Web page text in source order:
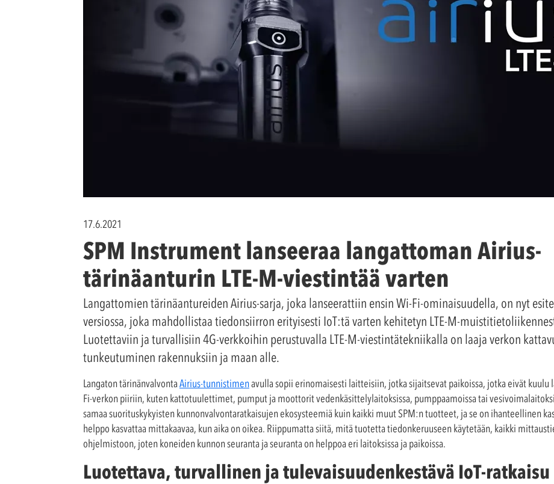
17.6.2021
SPM Instrument lanseeraa langattoman Airius-
tärinäanturin LTE-M-viestintää varten
Langattomien tärinäantureiden Airius-sarja, joka lanseerattiin ensin Wi-Fi-ominaisuudella, on nyt
versiossa, joka mahdollistaa tiedonsiirron erityisesti IoT:tä varten kehitetyn LTE-M-
Luotettaviin ja turvallisiin 4G-verkkoihin perustuvalla LTE-M-viestintätekniikalla on laaja verkon
tunkeutuminen rakennuksiin ja maan alle.
Langaton tärinänvalvontaAirius-tunnistimenavulla sopii erinomaisesti laitteisiin, jotka sijaitsevat paikoissa, jotka eivät kuulu
Fi-verkon piiriin, kuten kattotuulettimet, pumput ja moottorit vedenkäsittelylaitoksissa, pumppaamoissa tai
samaa suorituskykyisten kunnonvalvontaratkaisujen ekosysteemiä kuin kaikki muut SPM:n tuotteet, ja se on ihanteellinen
helppo kasvattaa mittakaavaa, kun aika on oikea. Riippumatta siitä, mitä tuotetta tiedonkeruuseen käytetään, kaikki
ohjelmistoon, joten koneiden kunnon seuranta ja seuranta on helppoa eri laitoksissa ja paikoissa.
Luotettava, turvallinen ja tulevaisuudenkestävä IoT-ratkaisu